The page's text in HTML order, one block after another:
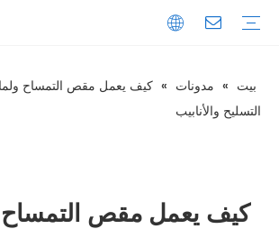
بيت » مدونات » كيف يعمل مقص التمساح
التسليح والأنابيب
كيف يعمل مقص التمساح